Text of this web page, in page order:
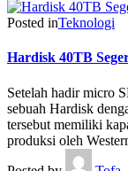
Posted inTeknologi
Hardisk 40TB
Setelah hadir micro
sebuah Hardisk
tersebut memiliki
produksi oleh